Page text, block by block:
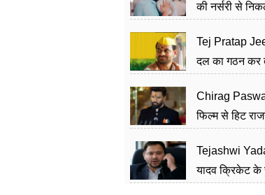
की नर्सरी से
Tej Pratap
दल का गठन कर
Chirag
फिल्म से हिट
Tejashwi
यादव क्रिकेट के